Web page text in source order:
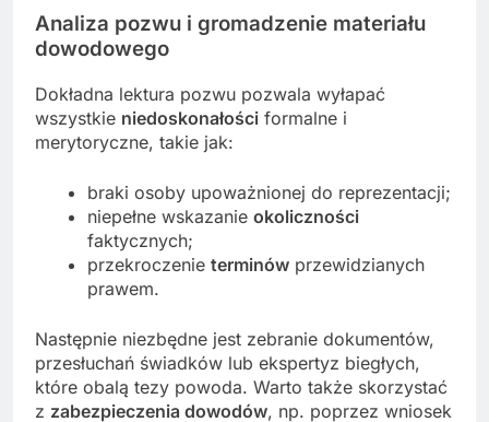
Analiza pozwu i gromadzenie materiału
dowodowego
Dokładna lektura pozwu pozwala wyłapać
wszystkie niedoskonałości formalne i
merytoryczne, takie jak:
braki osoby upoważnionej do reprezentacji;
niepełne wskazanie okoliczności
faktycznych;
przekroczenie terminów przewidzianych
prawem.
Następnie niezbędne jest zebranie dokumentów,
przesłuchań świadków lub ekspertyz biegłych,
które obalą tezy powoda. Warto także skorzystać
z zabezpieczenia dowodów, np. poprzez wniosek